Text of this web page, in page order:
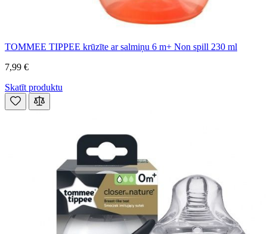
TOMMEE TIPPEE krūzīte ar salmiņu 6 m+ Non spill 230 ml
7,99 €
Skatīt produktu